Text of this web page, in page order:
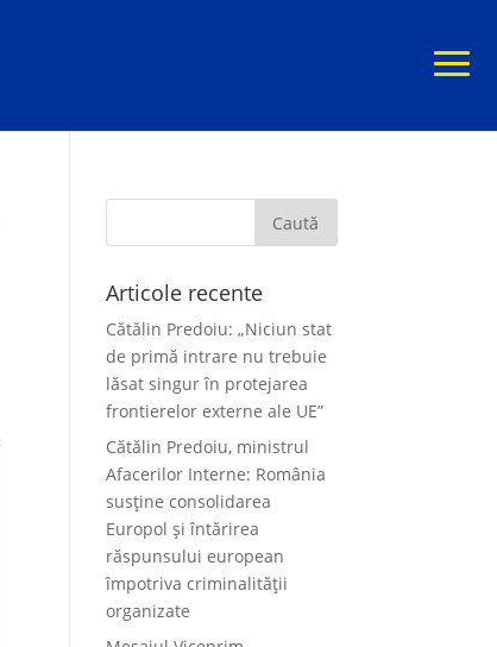
Articole recente
Cătălin Predoiu: „Niciun stat
de primă intrare nu trebuie
lăsat singur în protejarea
frontierelor externe ale UE”
Cătălin Predoiu, ministrul
Afacerilor Interne: România
susține consolidarea
Europol și întărirea
răspunsului european
împotriva criminalității
organizate